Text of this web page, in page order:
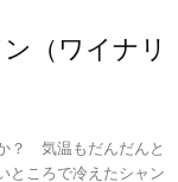
（ワイナリ
？ 気温もだんだんと
ところで冷えたシャン